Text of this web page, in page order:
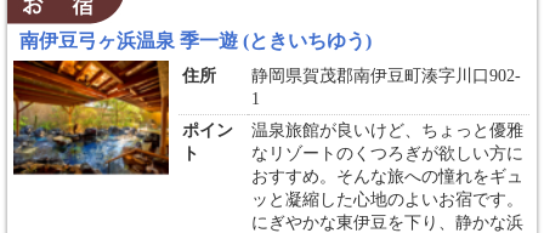
南伊豆弓ヶ浜温泉 季一遊 (ときいちゆう)
住所
静岡県賀茂郡南伊豆町湊字川口902-
1
ポイン
ト
温泉旅館が良いけど、ちょっと優雅
なリゾートのくつろぎが欲しい方に
おすすめ。そんな旅への憧れをギュ
ッと凝縮した心地のよいお宿です。
にぎやかな東伊豆を下り、静かな浜